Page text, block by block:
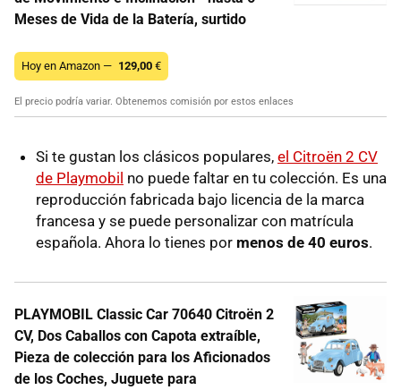
Meses de Vida de la Batería, surtido
Hoy en Amazon — 129,00 €
El precio podría variar. Obtenemos comisión por estos enlaces
Si te gustan los clásicos populares, el Citroën 2 CV
de Playmobil no puede faltar en tu colección. Es una
reproducción fabricada bajo licencia de la marca
francesa y se puede personalizar con matrícula
española. Ahora lo tienes por menos de 40 euros.
PLAYMOBIL Classic Car 70640 Citroën 2
CV, Dos Caballos con Capota extraíble,
Pieza de colección para los Aficionados
de los Coches, Juguete para